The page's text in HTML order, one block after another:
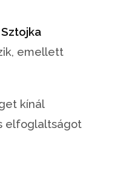
Sztojka
emellett
kínál
elfoglaltságot